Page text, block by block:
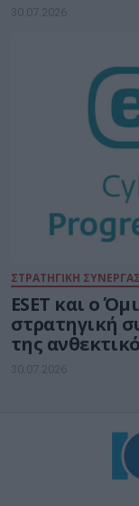
30.07.2026
ΣΤΡΑΤΗΓΙΚΗ
ESET και ο
στρατηγική
της
τομείς
30.07.2026